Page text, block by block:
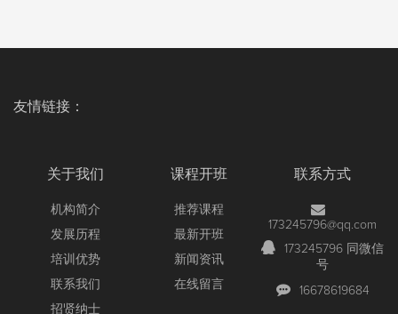
友情链接：
关于我们
机构简介
发展历程
培训优势
联系我们
招贤纳士
课程开班
推荐课程
最新开班
新闻资讯
在线留言
联系方式
173245796@qq.com
173245796 同微信
号
16678619684